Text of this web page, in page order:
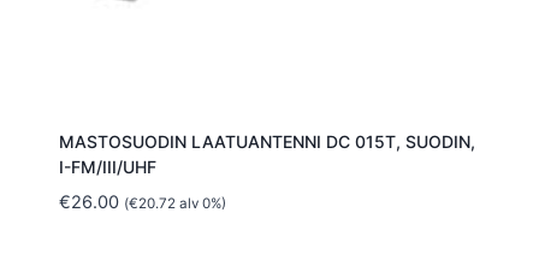
MASTOSUODIN LAATUANTENNI DC 015T, SUODIN,
I-FM/III/UHF
€26.00 (€20.72 alv 0%)